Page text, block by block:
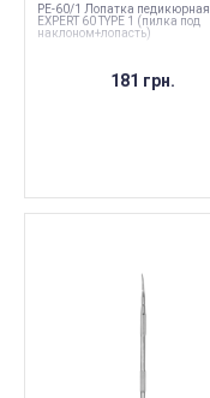
PE-60/1 Лопатка педикюрная
EXPERT 60 TYPE 1 (пилка под
наклоном+лопасть)
181 грн.